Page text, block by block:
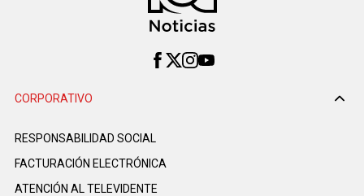
CORPORATIVO
RESPONSABILIDAD SOCIAL
FACTURACIÓN ELECTRÓNICA
ATENCIÓN AL TELEVIDENTE